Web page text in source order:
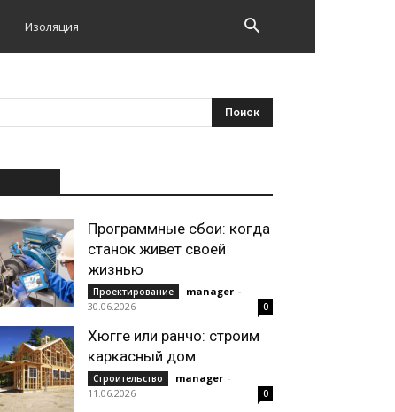
Изоляция
Программные сбои: когда
станок живет своей
жизнью
Проектирование manager -
30.06.2026
0
Хюгге или ранчо: строим
каркасный дом
Строительство manager -
11.06.2026
0